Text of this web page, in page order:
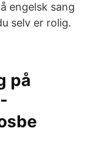
engelsk sang
selv er rolig.
på